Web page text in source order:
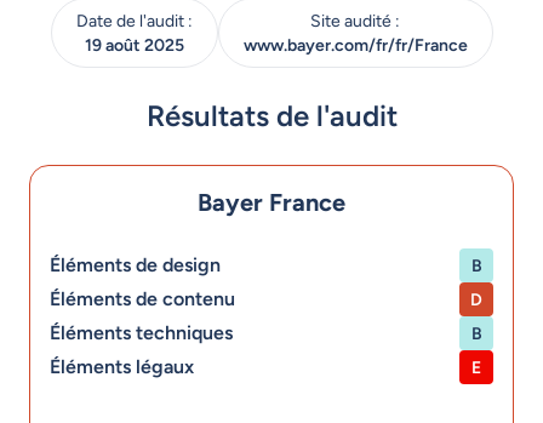
Date de l'audit :
19 août 2025
Site audité :
www.bayer.com/fr/fr/France
Résultats de l'audit
Bayer France
Éléments de design B
Éléments de contenu D
Éléments techniques B
Éléments légaux E